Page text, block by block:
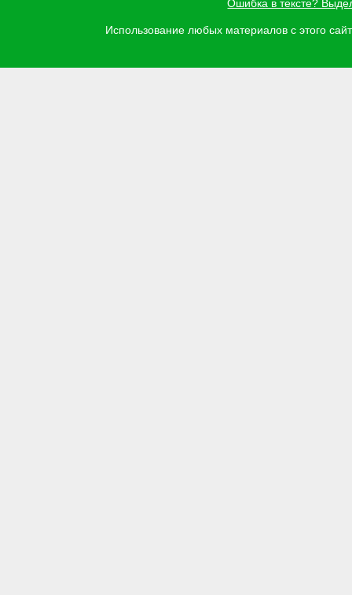
Ошибка в тексте?
Использование любых материалов с этого